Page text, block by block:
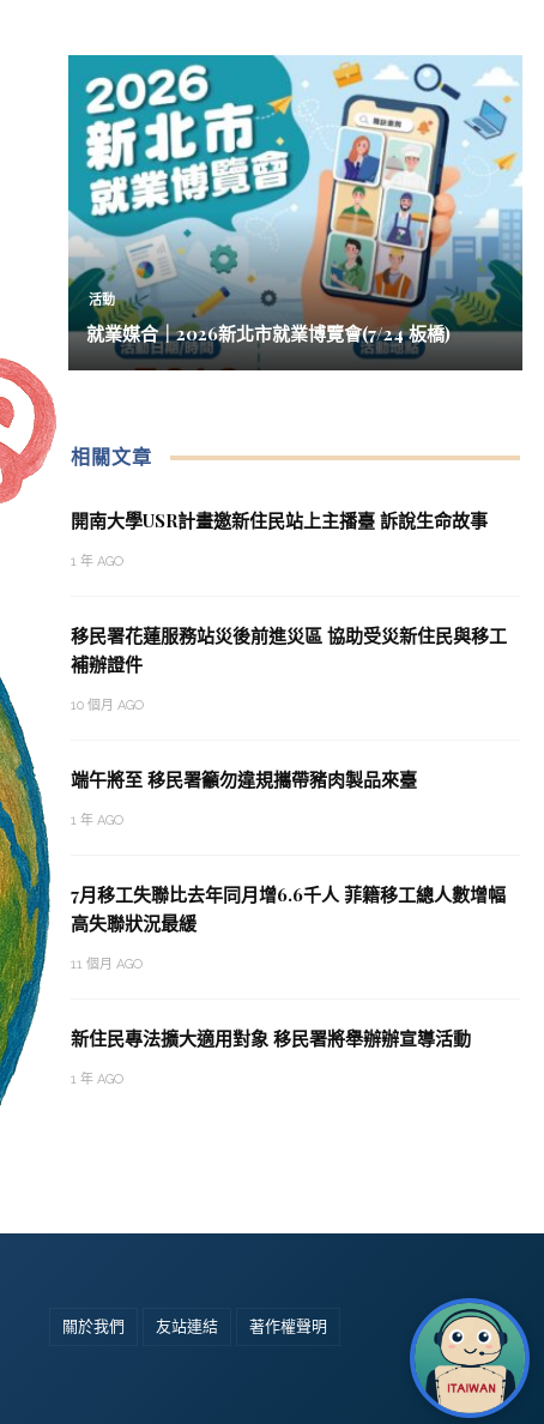
活動
就業媒合｜2026新北市就業博覽會(7/24 板橋)
相關文章
開南大學USR計畫邀新住民站上主播臺 訴說生命故事
1 年 AGO
移民署花蓮服務站災後前進災區 協助受災新住民與移工
補辦證件
10 個月 AGO
端午將至 移民署籲勿違規攜帶豬肉製品來臺
1 年 AGO
7月移工失聯比去年同月增6.6千人 菲籍移工總人數增幅
高失聯狀況最緩
11 個月 AGO
新住民專法擴大適用對象 移民署將舉辦辦宣導活動
1 年 AGO
關於我們 友站連結 著作權聲明